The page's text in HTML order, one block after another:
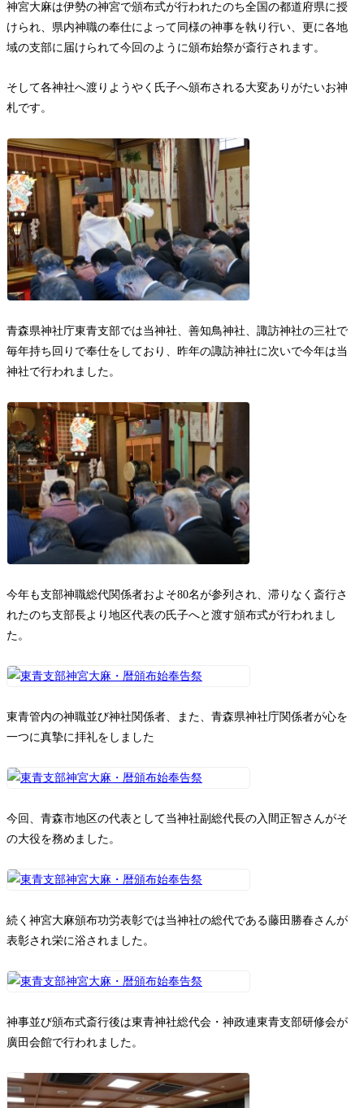
神宮大麻は伊勢の神宮で頒布式が行われたのち全国の都道府県に授
けられ、県内神職の奉仕によって同様の神事を執り行い、更に各地
域の支部に届けられて今回のように頒布始祭が斎行されます。
そして各神社へ渡りようやく氏子へ頒布される大変ありがたいお神
札です。
青森県神社庁東青支部では当神社、善知鳥神社、諏訪神社の三社で
毎年持ち回りで奉仕をしており、昨年の諏訪神社に次いで今年は当
神社で行われました。
今年も支部神職総代関係者およそ80名が参列され、滞りなく斎行さ
れたのち支部長より地区代表の氏子へと渡す頒布式が行われまし
た。
東青管内の神職並び神社関係者、また、青森県神社庁関係者が心を
一つに真摯に拝礼をしました
今回、青森市地区の代表として当神社副総代長の入間正智さんがそ
の大役を務めました。
続く神宮大麻頒布功労表彰では当神社の総代である藤田勝春さんが
表彰され栄に浴されました。
神事並び頒布式斎行後は東青神社総代会・神政連東青支部研修会が
廣田会館で行われました。